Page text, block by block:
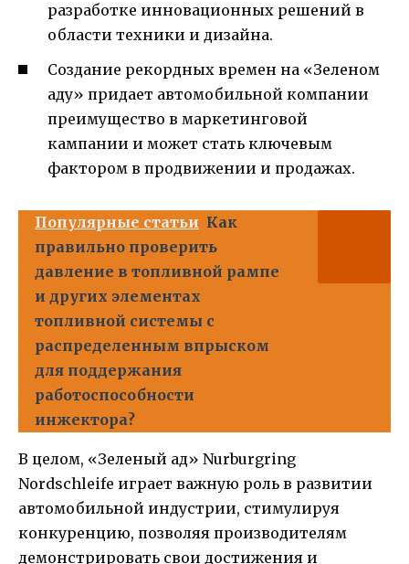
разработке инновационных решений в
области техники и дизайна.
Создание рекордных времен на «Зеленом
аду» придает автомобильной компании
преимущество в маркетинговой
кампании и может стать ключевым
фактором в продвижении и продажах.
Популярные статьи Как
правильно проверить
давление в топливной рампе
и других элементах
топливной системы с
распределенным впрыском
для поддержания
работоспособности
инжектора?
В целом, «Зеленый ад» Nurburgring
Nordschleife играет важную роль в развитии
автомобильной индустрии, стимулируя
конкуренцию, позволяя производителям
демонстрировать свои достижения и